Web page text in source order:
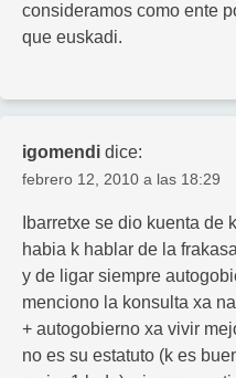
consideramos como ente
que euskadi.
igomendi dice:
febrero 12, 2010 a las 18:29
Ibarretxe se dio kuenta
habia k hablar de la
y de ligar siempre
menciono la konsulta xa
+ autogobierno xa vivir
no es su estatuto (k es